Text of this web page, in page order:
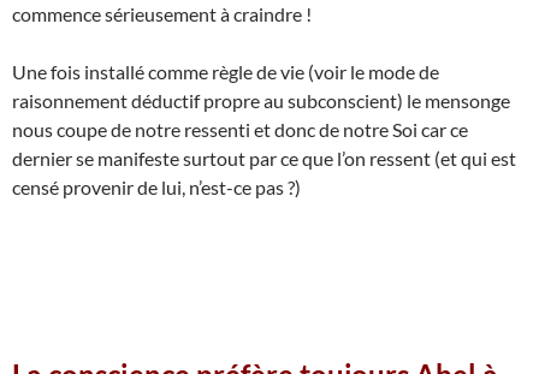
commence sérieusement à craindre !
Une fois installé comme règle de vie (voir le mode de
raisonnement déductif propre au subconscient) le mensonge
nous coupe de notre ressenti et donc de notre Soi car ce
dernier se manifeste surtout par ce que l’on ressent (et qui est
censé provenir de lui, n’est-ce pas ?)